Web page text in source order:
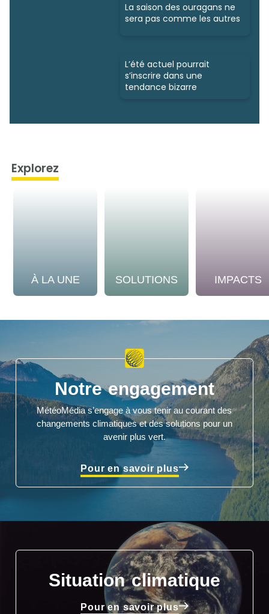
La saison des ouragans ne
sera pas comme les autres
L’été actuel pourrait
s’inscrire dans une
tendance bizarre
Explorez
À LA UNE SOLUTIONS IMPACTS
Notre engagement
MétéoMédia s’engage à vous tenir au courant des
changements climatiques et des solutions pour un
avenir plus vert.
Pour en savoir plus
Situation climatique
Pour en savoir plus